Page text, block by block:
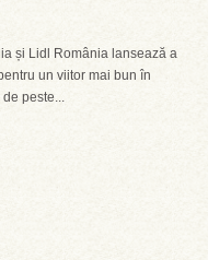
și Lidl România lansează a
un viitor mai bun în
peste...